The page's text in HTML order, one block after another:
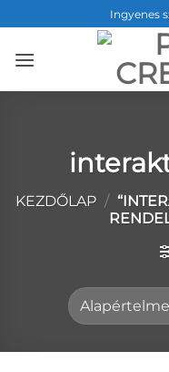
to
content
Ingyenes
KEZDŐLAP /